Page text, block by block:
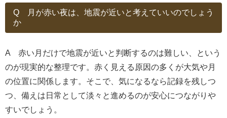
Q 月が赤い夜は、地震が近いと考えていいのでしょう
か
A 赤い月だけで地震が近いと判断するのは難しい、という
のが現実的な整理です。赤く見える原因の多くが大気や月
の位置に関係します。そこで、気になるなら記録を残しつ
つ、備えは日常として淡々と進めるのが安心につながりや
すいでしょう。